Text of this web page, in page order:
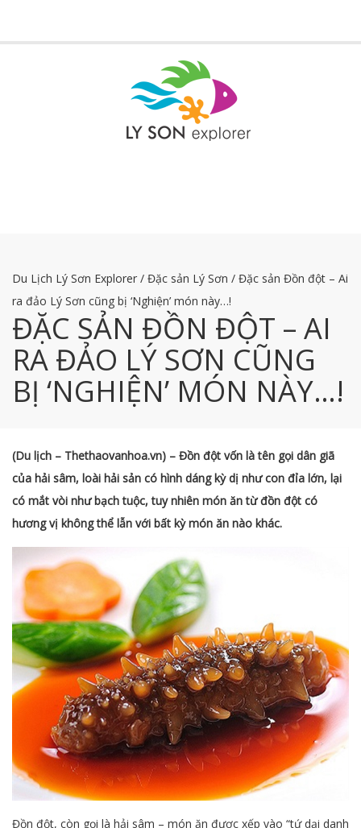
Du Lịch Lý Sơn Explorer / Đặc sản Lý Sơn / Đặc sản Đồn đột – Ai
ra đảo Lý Sơn cũng bị ‘Nghiện’ món này…!
ĐẶC SẢN ĐỒN ĐỘT – AI
RA ĐẢO LÝ SƠN CŨNG
BỊ ‘NGHIỆN’ MÓN NÀY…!
(Du lịch – Thethaovanhoa.vn) – Đồn đột vốn là tên gọi dân giã
của hải sâm, loài hải sản có hình dáng kỳ dị như con đỉa lớn, lại
có mắt vòi như bạch tuộc, tuy nhiên món ăn từ đồn đột có
hương vị không thể lẫn với bất kỳ món ăn nào khác.
Đồn đột, còn gọi là hải sâm – món ăn được xếp vào “tứ dại danh